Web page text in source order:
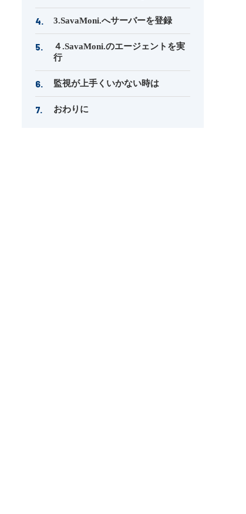
3.SavaMoni.へサーバーを登録
４.SavaMoni.のエージェントを実
行
監視が上手くいかない時は
おわりに